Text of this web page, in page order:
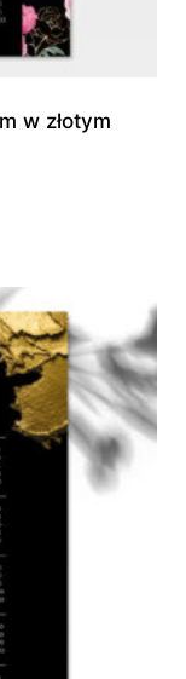
w złotym